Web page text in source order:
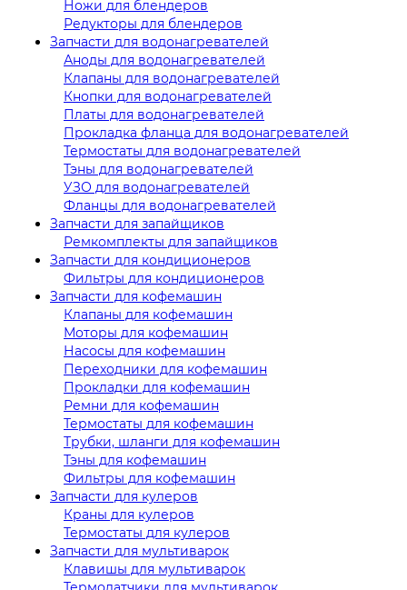
Ножи для блендеров
Редукторы для блендеров
Запчасти для водонагревателей
Аноды для водонагревателей
Клапаны для водонагревателей
Кнопки для водонагревателей
Платы для водонагревателей
Прокладка фланца для водонагревателей
Термостаты для водонагревателей
Тэны для водонагревателей
УЗО для водонагревателей
Фланцы для водонагревателей
Запчасти для запайщиков
Ремкомплекты для запайщиков
Запчасти для кондиционеров
Фильтры для кондиционеров
Запчасти для кофемашин
Клапаны для кофемашин
Моторы для кофемашин
Насосы для кофемашин
Переходники для кофемашин
Прокладки для кофемашин
Ремни для кофемашин
Термостаты для кофемашин
Трубки, шланги для кофемашин
Тэны для кофемашин
Фильтры для кофемашин
Запчасти для кулеров
Краны для кулеров
Термостаты для кулеров
Запчасти для мультиварок
Клавишы для мультиварок